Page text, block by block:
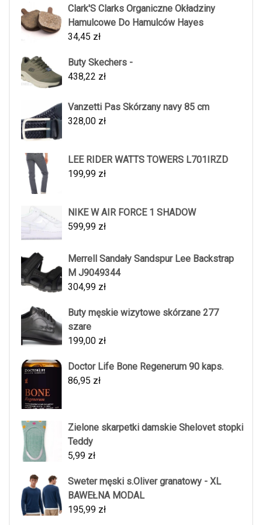
Clark'S Clarks Organiczne Okładziny
Hamulcowe Do Hamulców Hayes
34,45 zł
Buty Skechers -
438,22 zł
Vanzetti Pas Skórzany navy 85 cm
328,00 zł
LEE RIDER WATTS TOWERS L701IRZD
199,99 zł
NIKE W AIR FORCE 1 SHADOW
599,99 zł
Merrell Sandały Sandspur Lee Backstrap
M J9049344
304,99 zł
Buty męskie wizytowe skórzane 277
szare
199,00 zł
Doctor Life Bone Regenerum 90 kaps.
86,95 zł
Zielone skarpetki damskie Shelovet stopki
Teddy
5,99 zł
Sweter męski s.Oliver granatowy - XL
BAWEŁNA MODAL
195,99 zł